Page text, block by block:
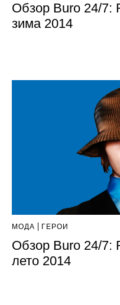
Обзор Buro 24/7:
зима 2014
МОДА ГЕРОИ
Обзор Buro 24/7:
лето 2014